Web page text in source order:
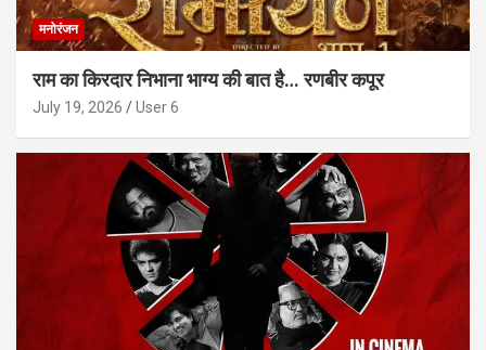
मनोरंजन
राम का किरदार निभाना भाग्य की बात है… रणबीर कपूर
July 19, 2026 User 6